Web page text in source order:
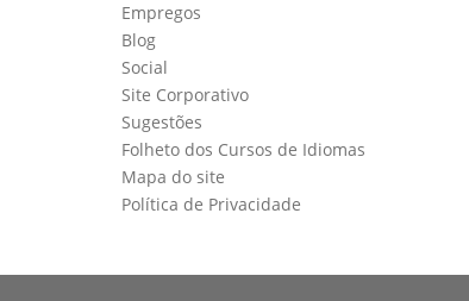
Empregos
Blog
Social
Site Corporativo
Sugestões
Folheto dos Cursos de Idiomas
Mapa do site
Política de Privacidade